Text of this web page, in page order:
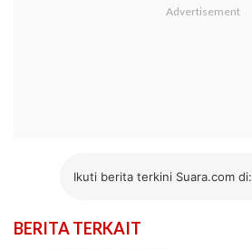
Ikuti berita terkini Suara.com di:
BERITA TERKAIT